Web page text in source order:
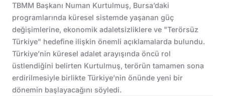
TBMM Başkanı Numan Kurtulmuş, Bursa’daki
programlarında küresel sistemde yaşanan güç
değişimlerine, ekonomik adaletsizliklere ve "Terörsüz
Türkiye" hedefine ilişkin önemli açıklamalarda bulundu.
Türkiye’nin küresel adalet arayışında öncü rol
üstlendiğini belirten Kurtulmuş, terörün tamamen sona
erdirilmesiyle birlikte Türkiye’nin önünde yeni bir
dönemin başlayacağını söyledi.